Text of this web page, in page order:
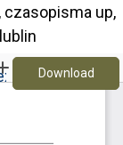
up,
of the
Download